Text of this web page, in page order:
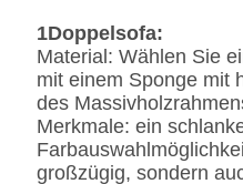
1Doppelsofa:
Material: Wählen Sie
mit einem Sponge mit
des
Merkmale: ein
großzügig, sondern